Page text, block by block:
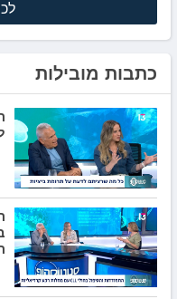
כתבות מובילות